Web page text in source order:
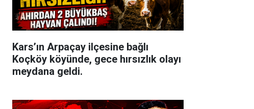
Kars’ın Arpaçay ilçesine bağlı
Koçköy köyünde, gece hırsızlık olayı
meydana geldi.